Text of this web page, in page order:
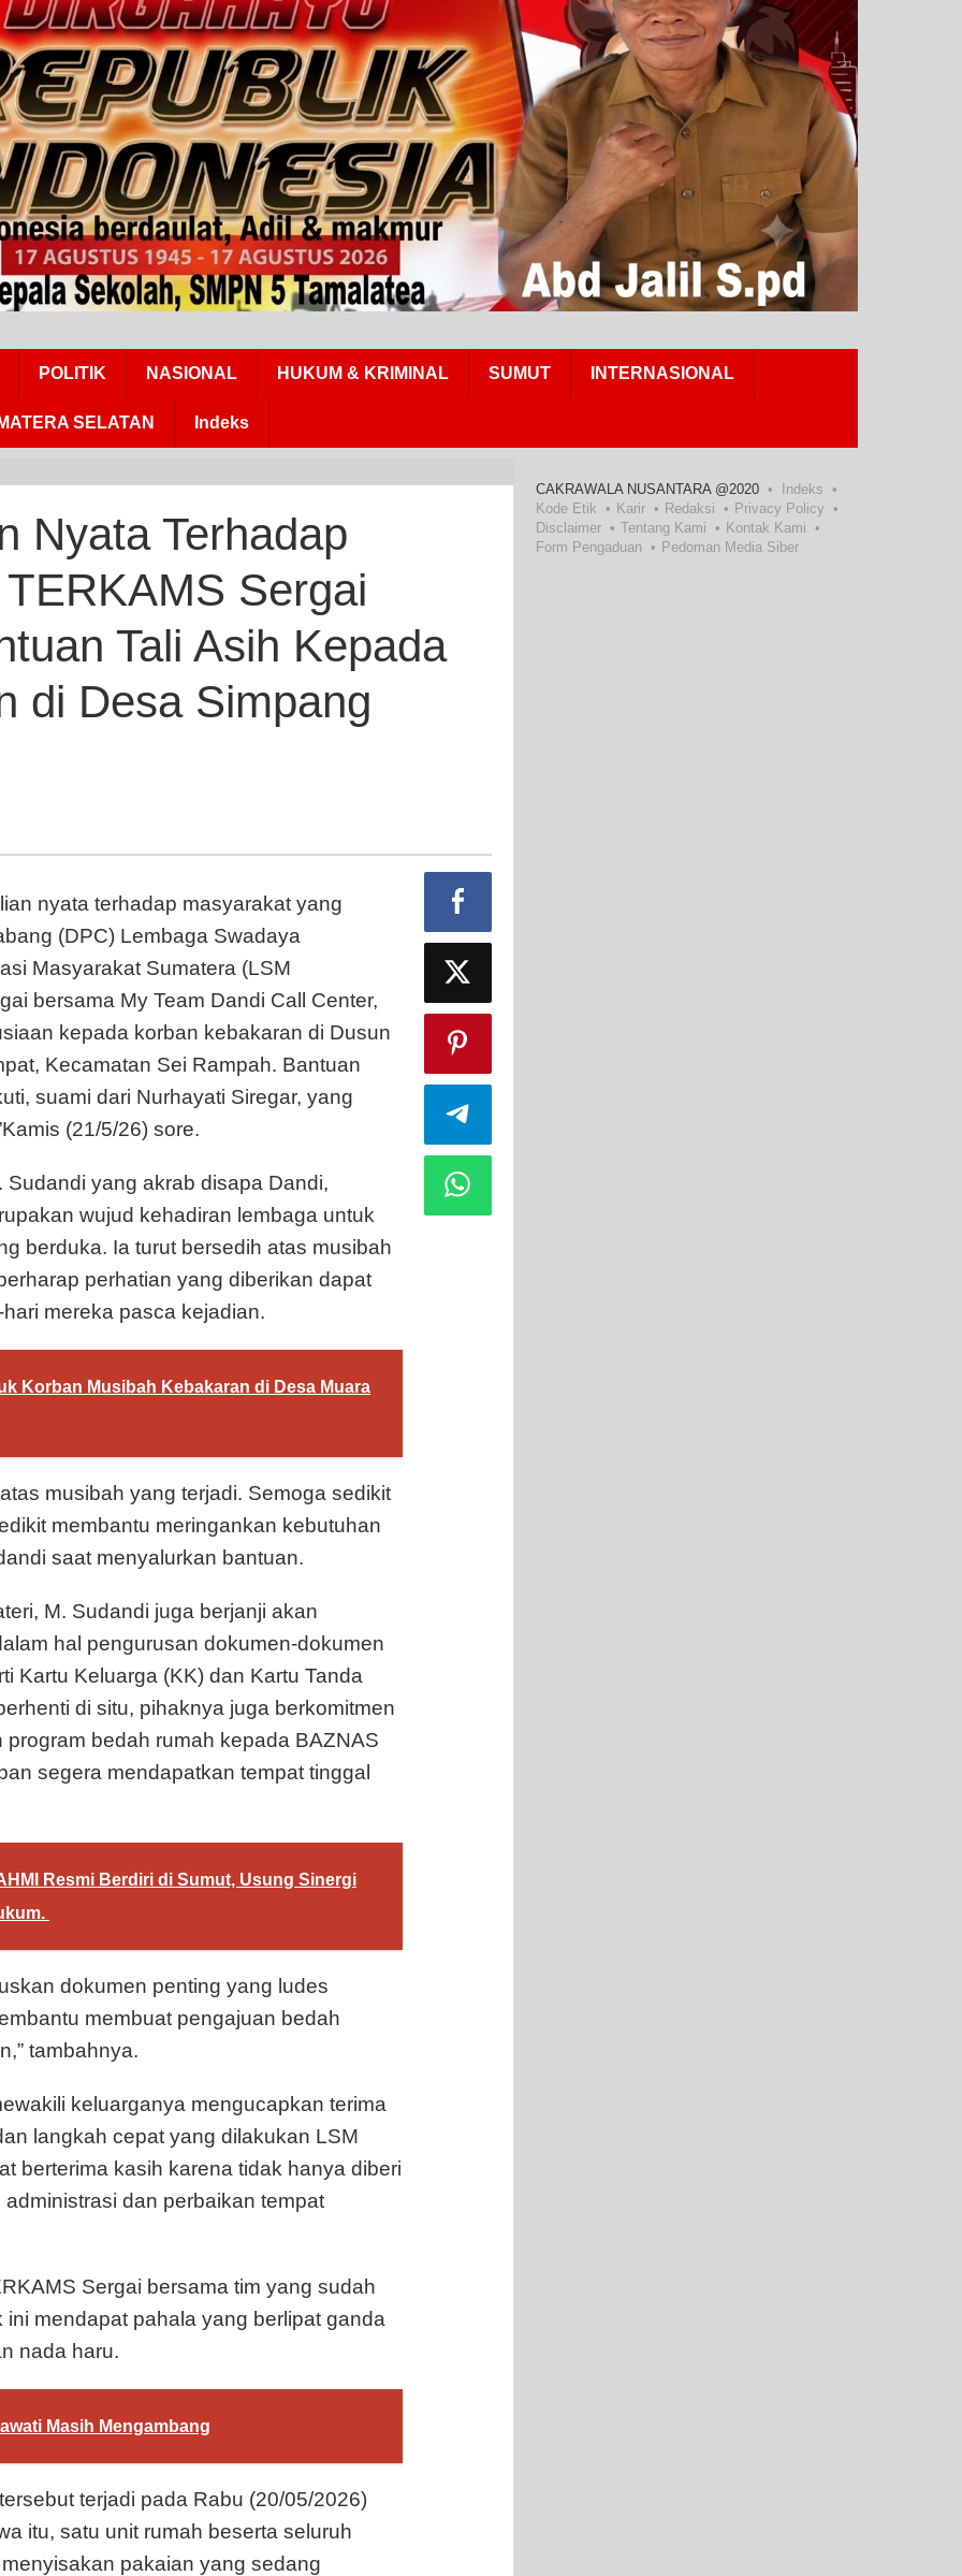
POLITIK NASIONAL HUKUM & KRIMINAL SUMUT INTERNASIONAL
SELATAN Indeks
Nyata Terhadap
Sergai
Tali Asih Kepada
di Desa Simpang
nyata terhadap masyarakat yang
(DPC) Lembaga Swadaya
Masyarakat Sumatera (LSM
bersama My Team Dandi Call Center,
kepada korban kebakaran di Dusun
Kecamatan Sei Rampah. Bantuan
suami dari Nurhayati Siregar, yang
(21/5/26) sore.
yang akrab disapa Dandi,
wujud kehadiran lembaga untuk
berduka. Ia turut bersedih atas musibah
perhatian yang diberikan dapat
mereka pasca kejadian.
Korban Musibah Kebakaran di Desa Muara
musibah yang terjadi. Semoga sedikit
membantu meringankan kebutuhan
saat menyalurkan bantuan.
M. Sudandi juga berjanji akan
hal pengurusan dokumen-dokumen
Kartu Keluarga (KK) dan Kartu Tanda
di situ, pihaknya juga berkomitmen
bedah rumah kepada BAZNAS
segera mendapatkan tempat tinggal
Resmi Berdiri di Sumut, Usung Sinergi
dokumen penting yang ludes
membuat pengajuan bedah
tambahnya.
keluarganya mengucapkan terima
langkah cepat yang dilakukan LSM
berterima kasih karena tidak hanya diberi
dan perbaikan tempat
Sergai bersama tim yang sudah
mendapat pahala yang berlipat ganda
nada haru.
Masih Mengambang
terjadi pada Rabu (20/05/2026)
itu, satu unit rumah beserta seluruh
pakaian yang sedang
CAKRAWALA NUSANTARA @2020
Indeks
Kode Etik
Karir Redaksi
Privacy Policy
Disclaimer
Tentang Kami
Kontak Kami
Form Pengaduan
Pedoman Media Siber